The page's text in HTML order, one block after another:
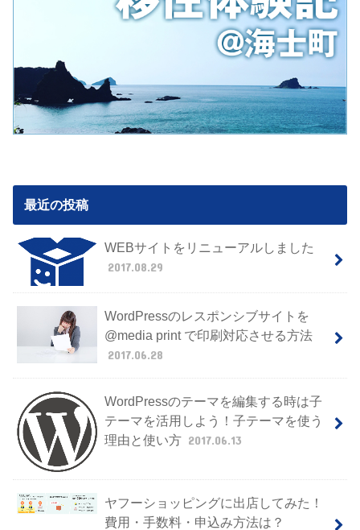
最近の投稿
WEBサイトをリニューアルしました
2017.08.29
WordPressのレスポンシブサイトを
@media print で印刷対応させる方法
2017.06.28
WordPressのテーマを編集する時は子
テーマを活用しよう！子テーマを使う
理由と使い方 2017.06.13
ヤフーショッピングに出店してみた！
費用・手数料・申込み方法は？